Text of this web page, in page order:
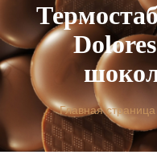
Главная страница